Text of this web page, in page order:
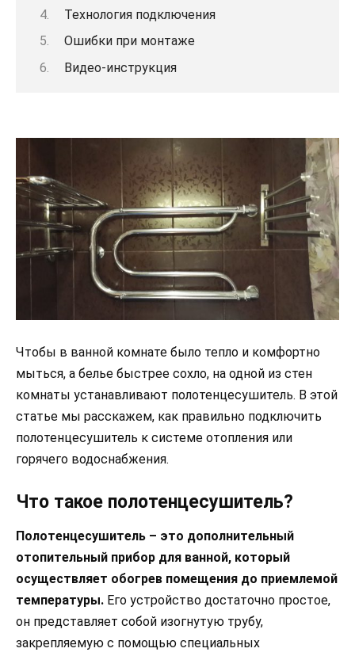
Технология подключения
Ошибки при монтаже
Видео-инструкция
Чтобы в ванной комнате было тепло и комфортно
мыться, а белье быстрее сохло, на одной из стен
комнаты устанавливают полотенцесушитель. В этой
статье мы расскажем, как правильно подключить
полотенцесушитель к системе отопления или
горячего водоснабжения.
Что такое полотенцесушитель?
Полотенцесушитель – это дополнительный
отопительный прибор для ванной, который
осуществляет обогрев помещения до приемлемой
температуры. Его устройство достаточно простое,
он представляет собой изогнутую трубу,
закрепляемую с помощью специальных